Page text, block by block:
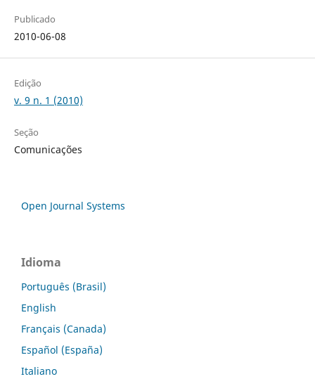
Publicado
2010-06-08
Edição
v. 9 n. 1 (2010)
Seção
Comunicações
Open Journal Systems
Idioma
Português (Brasil)
English
Français (Canada)
Español (España)
Italiano